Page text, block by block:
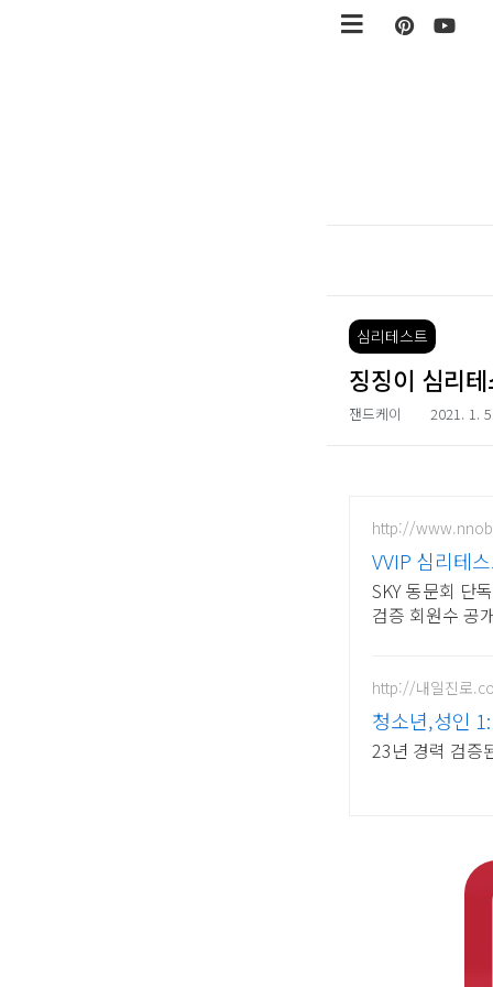
심리테스트
징징이 심리
잰드케이 2021. 1. 5.
http://
VVIP 심리테
SKY 동문회 단
검증 회원수 공
http://내일진로
청소년,성인
23년 경력 검증